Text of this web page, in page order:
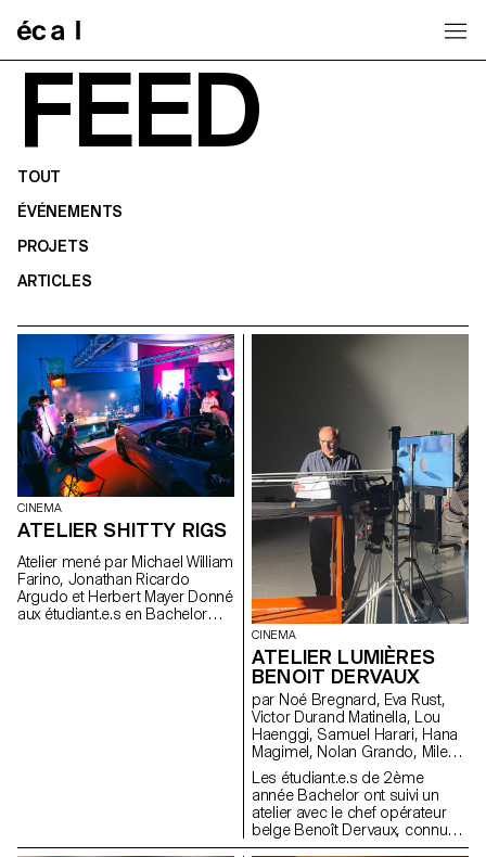
FEED
TOUT
ÉVÉNEMENTS
PROJETS
ARTICLES
CINEMA
ATELIER SHITTY RIGS
Atelier mené par Michael William
Farino, Jonathan Ricardo
Argudo et Herbert Mayer Donné
aux étudiant.e.s en Bachelor
CINEMA
ATELIER LUMIÈRES
BENOIT DERVAUX
par Noé Bregnard, Eva Rust,
Victor Durand Matinella, Lou
Haenggi, Samuel Harari, Hana
Magimel, Nolan Grando, Mileny
Viera de Andrade, Zélia Zanone
Les étudiant.e.s de 2ème
année Bachelor ont suivi un
atelier avec le chef opérateur
belge Benoît Dervaux, connu
pour son travail sur les films